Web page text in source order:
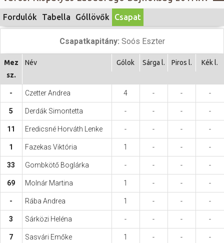
Szabadidő
Hasznos
Fordulók Tabella Góllövők Csapat
Csapatkapitány: Soós Eszter
Mez
sz.
Név Gólok Sárga l. Piros l. Kék l.
- Czetter Andrea 4 - - -
5 Derdák Simontetta - - - -
11 Eredicsné Horváth Lenke - - - -
1 Fazekas Viktória 1 - - -
33 Gombkötő Boglárka - - - -
69 Molnár Martina 1 - - -
- Rába Andrea 1 - - -
3 Sárközi Heléna - - - -
7 Sasvári Emőke 1 - - -